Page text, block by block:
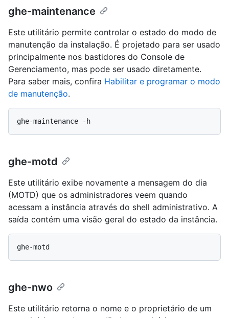
ghe-maintenance
Este utilitário permite controlar o estado do modo de
manutenção da instalação. É projetado para ser usado
principalmente nos bastidores do Console de
Gerenciamento, mas pode ser usado diretamente.
Para saber mais, confira Habilitar e programar o modo
de manutenção.
ghe-motd
Este utilitário exibe novamente a mensagem do dia
(MOTD) que os administradores veem quando
acessam a instância através do shell administrativo. A
saída contém uma visão geral do estado da instância.
ghe-nwo
Este utilitário retorna o nome e o proprietário de um